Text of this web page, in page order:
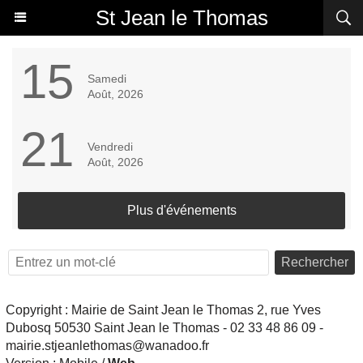
St Jean le Thomas
15
Samedi
Août, 2026
21
Vendredi
Août, 2026
Plus d'événements
Rechercher
Copyright : Mairie de Saint Jean le Thomas 2, rue Yves
Dubosq 50530 Saint Jean le Thomas - 02 33 48 86 09 -
mairie.stjeanlethomas@wanadoo.fr